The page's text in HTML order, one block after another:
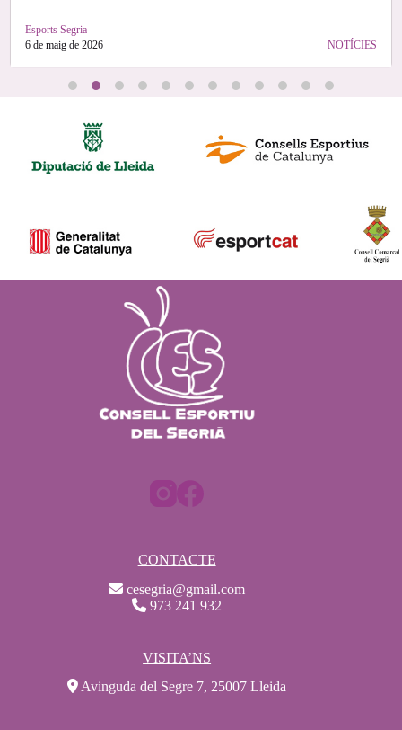
Esports Segria
6 de maig de 2026
NOTÍCIES
CONTACTE
cesegria@gmail.com
973 241 932
VISITA’NS
Avinguda del Segre 7, 25007 Lleida